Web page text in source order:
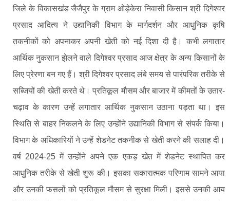
जिले के विकासखंड जैजैपुर के ग्राम ओड़ेकेरा निवासी किसान श्री दिगेश्वर
प्रसाद आदित्य ने उद्यानिकी विभाग के मार्गदर्शन और आधुनिक कृषि
तकनीकों को अपनाकर अपनी खेती को नई दिशा दी है। कभी लगातार
आर्थिक नुकसान झेलने वाले दिगेश्वर प्रसाद आज क्षेत्र के अन्य किसानों के
लिए प्रेरणा बन गए हैं। श्री दिगेश्वर प्रसाद लंबे समय से पारंपरिक तरीके से
सब्जियों की खेती करते थे। प्रतिकूल मौसम और बाजार में कीमतों के उतार-
चढ़ाव के कारण उन्हें लगातार आर्थिक नुकसान उठाना पड़ता था। इस
स्थिति से बाहर निकलने के लिए उन्होंने उद्यानिकी विभाग से संपर्क किया।
विभाग के अधिकारियों ने उन्हें शेडनेट तकनीक से खेती करने की सलाह दी।
वर्ष 2024-25 में उन्होंने अपने एक एकड़ खेत में शेडनेट स्थापित कर
आधुनिक तरीके से खेती शुरू की। इसका सकारात्मक परिणाम सामने आया
और उनकी फसलों को प्रतिकूल मौसम से सुरक्षा मिली। इससे उनकी आय